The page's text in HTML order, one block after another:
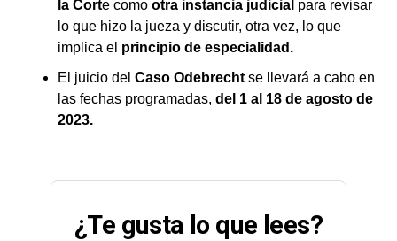
la Corte como otra instancia judicial para revisar
lo que hizo la jueza y discutir, otra vez, lo que
implica el principio de especialidad.
El juicio del Caso Odebrecht se llevará a cabo en
las fechas programadas, del 1 al 18 de agosto de
2023.
¿Te gusta lo que lees?